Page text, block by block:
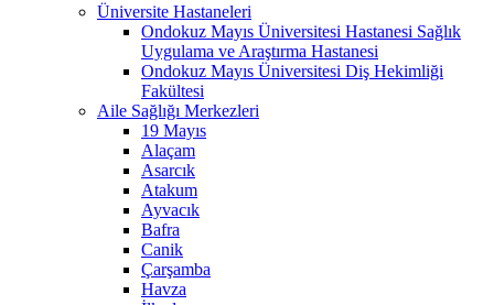
Üniversite Hastaneleri
Ondokuz Mayıs Üniversitesi Hastanesi Sağlık
Uygulama ve Araştırma Hastanesi
Ondokuz Mayıs Üniversitesi Diş Hekimliği
Fakültesi
Aile Sağlığı Merkezleri
19 Mayıs
Alaçam
Asarcık
Atakum
Ayvacık
Bafra
Canik
Çarşamba
Havza